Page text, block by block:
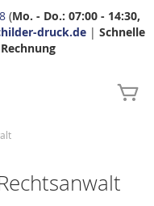
(Mo. - Do.: 07:00 - 14:30,
druck.de| Schnelle
Rechnung